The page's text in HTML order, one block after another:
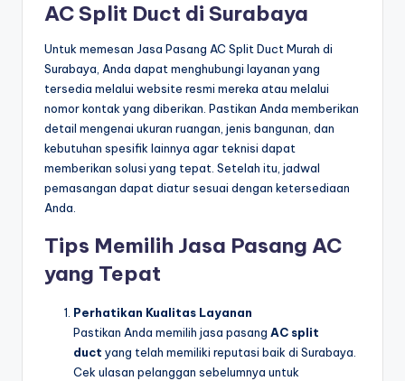
AC Split Duct di Surabaya
Untuk memesan Jasa Pasang AC Split Duct Murah di
Surabaya, Anda dapat menghubungi layanan yang
tersedia melalui website resmi mereka atau melalui
nomor kontak yang diberikan. Pastikan Anda memberikan
detail mengenai ukuran ruangan, jenis bangunan, dan
kebutuhan spesifik lainnya agar teknisi dapat
memberikan solusi yang tepat. Setelah itu, jadwal
pemasangan dapat diatur sesuai dengan ketersediaan
Anda.
Tips Memilih Jasa Pasang AC
yang Tepat
Perhatikan Kualitas Layanan
Pastikan Anda memilih jasa pasang AC split
duct yang telah memiliki reputasi baik di Surabaya.
Cek ulasan pelanggan sebelumnya untuk